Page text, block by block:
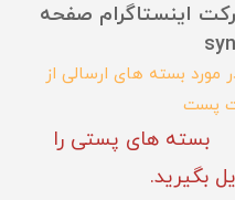
اینستاگرام صفحه
مورد بسته های ارسالی از
پست
بسته های پستی را
بگیرید.